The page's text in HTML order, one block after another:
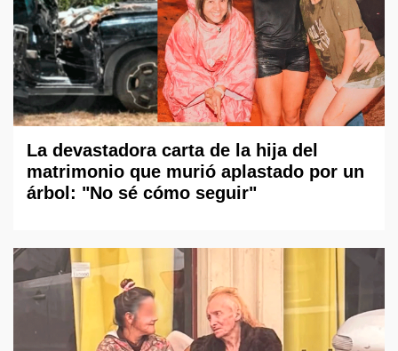
La devastadora carta de la hija del
matrimonio que murió aplastado por un
árbol: "No sé cómo seguir"